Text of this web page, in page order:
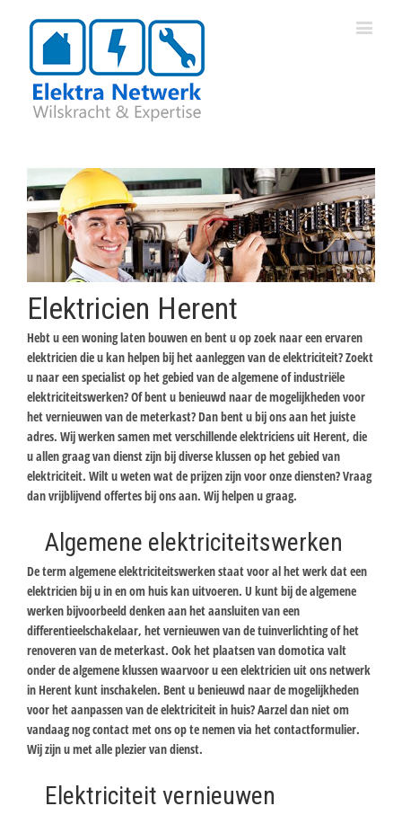
Elektricien Herent
Hebt u een woning laten bouwen en bent u op zoek naar een ervaren
elektricien die u kan helpen bij het aanleggen van de elektriciteit? Zoekt
u naar een specialist op het gebied van de algemene of industriële
elektriciteitswerken? Of bent u benieuwd naar de mogelijkheden voor
het vernieuwen van de meterkast? Dan bent u bij ons aan het juiste
adres. Wij werken samen met verschillende elektriciens uit Herent, die
u allen graag van dienst zijn bij diverse klussen op het gebied van
elektriciteit. Wilt u weten wat de prijzen zijn voor onze diensten? Vraag
dan vrijblijvend offertes bij ons aan. Wij helpen u graag.
Algemene elektriciteitswerken
De term algemene elektriciteitswerken staat voor al het werk dat een
elektricien bij u in en om huis kan uitvoeren. U kunt bij de algemene
werken bijvoorbeeld denken aan het aansluiten van een
differentieelschakelaar, het vernieuwen van de tuinverlichting of het
renoveren van de meterkast. Ook het plaatsen van domotica valt
onder de algemene klussen waarvoor u een elektricien uit ons netwerk
in Herent kunt inschakelen. Bent u benieuwd naar de mogelijkheden
voor het aanpassen van de elektriciteit in huis? Aarzel dan niet om
vandaag nog contact met ons op te nemen via het contactformulier.
Wij zijn u met alle plezier van dienst.
Elektriciteit vernieuwen